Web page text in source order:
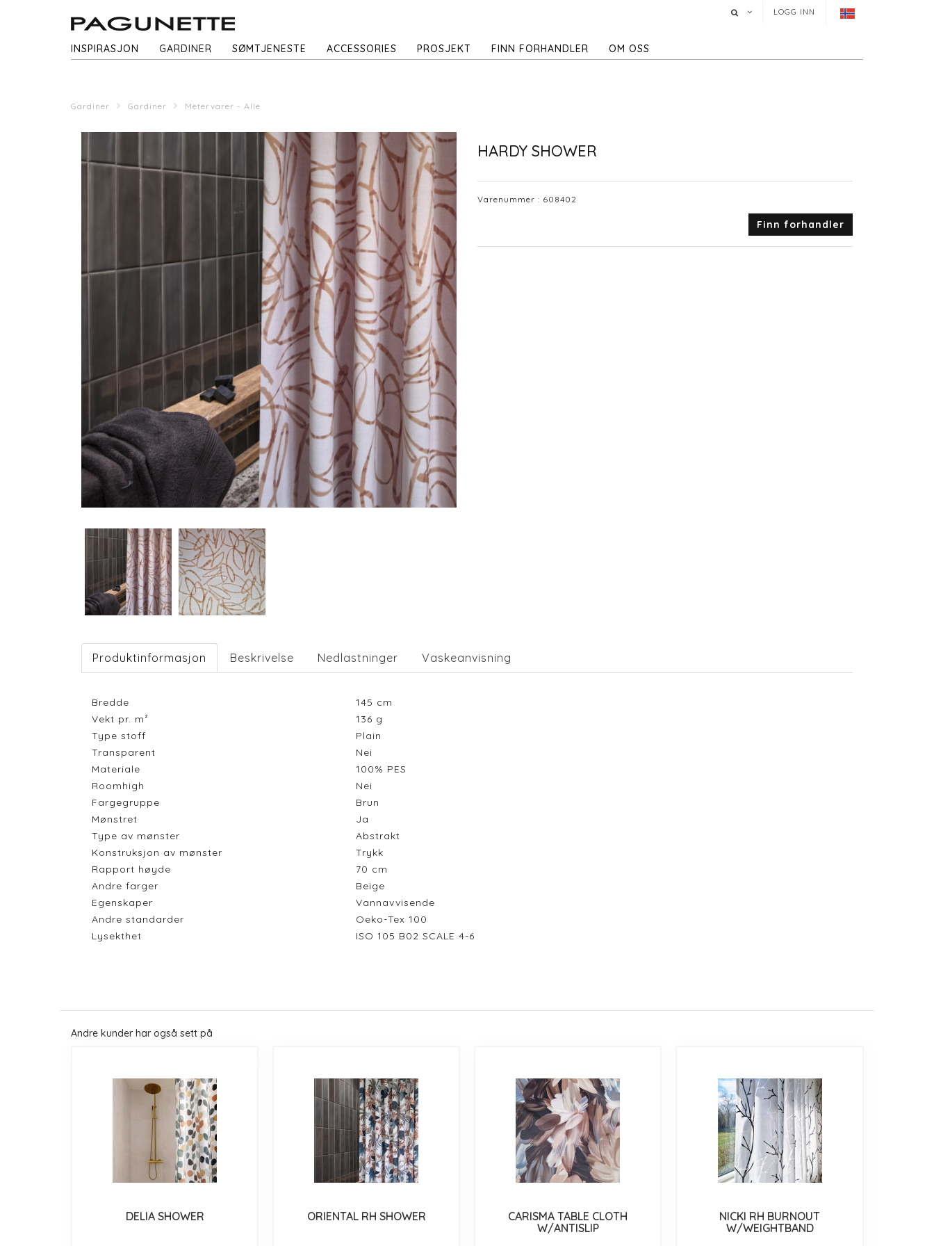
LOGG INN
INSPIRASJON GARDINER SØMTJENESTE ACCESSORIES PROSJEKT FINN FORHANDLER OM OSS
Gardiner Gardiner Metervarer - Alle
HARDY SHOWER
Varenummer : 608402
Finn forhandler
Produktinformasjon Beskrivelse Nedlastninger Vaskeanvisning
Bredde 145 cm
Vekt pr. m²
136 g
Type stoff
Plain
Transparent
Nei
Materiale
100% PES
Roomhigh
Nei
Fargegruppe
Brun
Mønstret
Ja
Type av mønster
Abstrakt
Konstruksjon av mønster
Trykk
Rapport høyde
70 cm
Andre farger
Beige
Egenskaper
Vannavvisende
Andre standarder
Oeko-Tex 100
Lysekthet
ISO 105 B02 SCALE 4-6
Andre kunder har også sett på
DELIA SHOWER ORIENTAL RH SHOWER
CARISMA TABLE CLOTH
W/ANTISLIP
NICKI RH BURNOUT
W/WEIGHTBAND